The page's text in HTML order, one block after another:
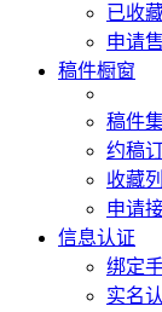
已收
申请
稿件橱窗
稿件
约稿
收藏
申请
信息认证
绑定
实名